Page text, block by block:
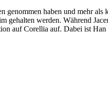
haben und mehr
gehalten werden. Während
auf Corellia auf. Dabei ist